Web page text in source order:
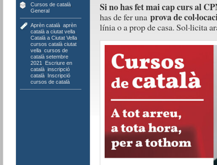
Cursos de català,
General
Aprèn català, aprèn
català a ciutat vella,
Català a Ciutat Vella,
cursos català ciutat
vella, cursos de
català setembre
2021
Escriure en
català, inscripció
català, Inscripció
cursos de català
Si no has fet mai cap curs al
has de fer una prova de
línia o a prop de casa. Sol·licita